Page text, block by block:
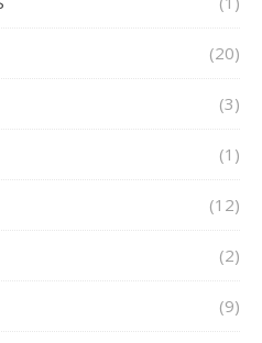
(20)
(3)
(1)
(12)
(2)
(9)